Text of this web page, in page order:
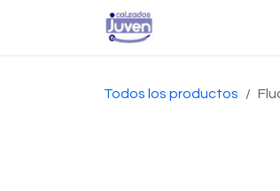
Todos los productos